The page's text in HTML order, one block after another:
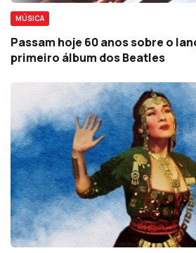
MÚSICA
Passam hoje 60 anos sobre o
primeiro álbum dos Beatles